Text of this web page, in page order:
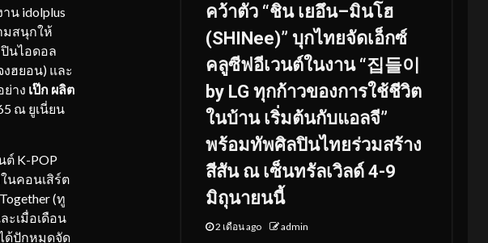
น idolplus
มสนุกให้
นไอดอล
งฮยอน) และ
าง เป๊ก ผลิต
ณ ยูเนี่ยน
K-POP
นคอนเสิร์ต
(ทู
ะเมื่อเดือน
ด้ปักหมุดจัด
คว้าตัว “ชิน เยอึน–มินโฮ
(SHINee)” บุกไทยจัดเอ็กซ์
คลูซีฟอีเวนต์ในงาน “집들이
by LG ทุกก้าวของการใช้ชีวิต
ในบ้าน เริ่มต้นกับแอลจี”
พร้อมทัพศิลปินไทยร่วมสร้าง
สีสัน ณ เซ็นทรัลเวิลด์ 4-9
มิถุนายนนี้
2 เดือน ago admin